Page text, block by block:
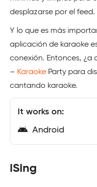
desplazarse por el feed.
Y lo que es más
aplicación de karaoke
conexión. Entonces, ¿a
– Karaoke Party para
cantando karaoke.
It works on:
Android
iSing